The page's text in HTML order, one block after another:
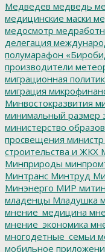
Медведев медведь
медицинские маски
медосмотр
делегация
полумарафон
производители
миграционная
миграция
Минвостокразвития
минимальный размер
министерство
просвещения
строительства и ЖКХ
Минприроды
Минтранс Минтруд
Минэнерго МИР
младенцы Младушка
мнение_медицина
мнение_экономика
многодетные_семьи
мобильное